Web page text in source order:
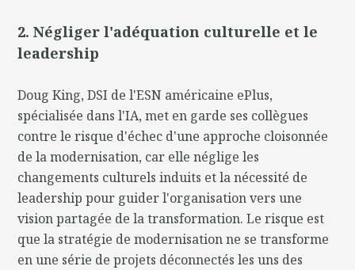
2. Négliger l'adéquation culturelle et le
leadership
Doug King, DSI de l'ESN américaine ePlus,
spécialisée dans l'IA, met en garde ses collègues
contre le risque d'échec d'une approche cloisonnée
de la modernisation, car elle néglige les
changements culturels induits et la nécessité de
leadership pour guider l'organisation vers une
vision partagée de la transformation. Le risque est
que la stratégie de modernisation ne se transforme
en une série de projets déconnectés les uns des